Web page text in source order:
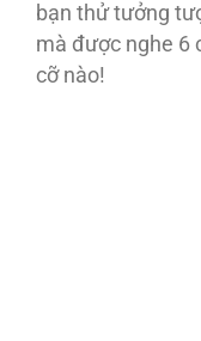
bạn thử tưởng
mà được nghe 6
cỡ nào!